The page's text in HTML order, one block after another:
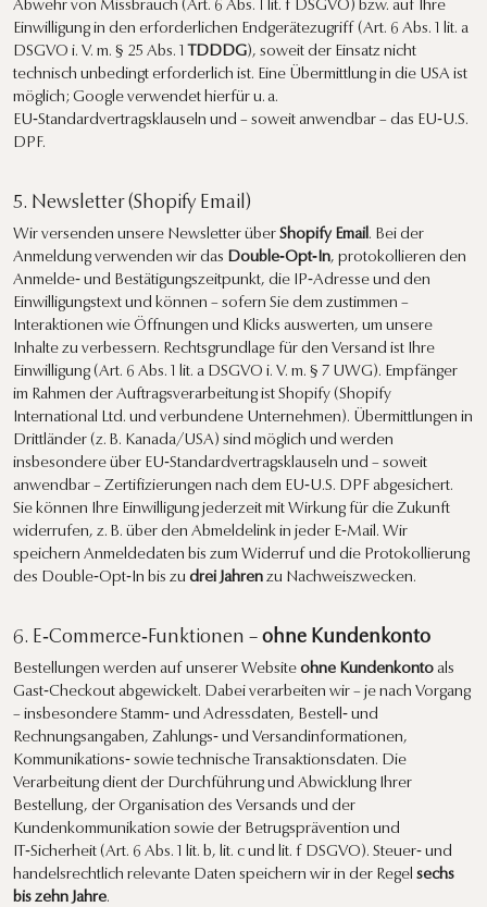
Abwehr von Missbrauch (Art. 6 Abs. 1 lit. f DSGVO) bzw. auf Ihre
Einwilligung in den erforderlichen Endgerätezugriff (Art. 6 Abs. 1 lit. a
DSGVO i. V. m. § 25 Abs. 1 TDDDG), soweit der Einsatz nicht
technisch unbedingt erforderlich ist. Eine Übermittlung in die USA ist
möglich; Google verwendet hierfür u. a.
EU‑Standardvertragsklauseln und – soweit anwendbar – das EU‑U.S.
DPF.
5. Newsletter (Shopify Email)
Wir versenden unsere Newsletter über Shopify Email. Bei der
Anmeldung verwenden wir das Double‑Opt‑In, protokollieren den
Anmelde‑ und Bestätigungszeitpunkt, die IP‑Adresse und den
Einwilligungstext und können – sofern Sie dem zustimmen –
Interaktionen wie Öffnungen und Klicks auswerten, um unsere
Inhalte zu verbessern. Rechtsgrundlage für den Versand ist Ihre
Einwilligung (Art. 6 Abs. 1 lit. a DSGVO i. V. m. § 7 UWG). Empfänger
im Rahmen der Auftragsverarbeitung ist Shopify (Shopify
International Ltd. und verbundene Unternehmen). Übermittlungen in
Drittländer (z. B. Kanada/USA) sind möglich und werden
insbesondere über EU‑Standardvertragsklauseln und – soweit
anwendbar – Zertifizierungen nach dem EU‑U.S. DPF abgesichert.
Sie können Ihre Einwilligung jederzeit mit Wirkung für die Zukunft
widerrufen, z. B. über den Abmeldelink in jeder E‑Mail. Wir
speichern Anmeldedaten bis zum Widerruf und die Protokollierung
des Double‑Opt‑In bis zu drei Jahren zu Nachweiszwecken.
6. E‑Commerce‑Funktionen – ohne Kundenkonto
Bestellungen werden auf unserer Website ohne Kundenkonto als
Gast‑Checkout abgewickelt. Dabei verarbeiten wir – je nach Vorgang
– insbesondere Stamm‑ und Adressdaten, Bestell‑ und
Rechnungsangaben, Zahlungs‑ und Versandinformationen,
Kommunikations‑ sowie technische Transaktionsdaten. Die
Verarbeitung dient der Durchführung und Abwicklung Ihrer
Bestellung, der Organisation des Versands und der
Kundenkommunikation sowie der Betrugsprävention und
IT‑Sicherheit (Art. 6 Abs. 1 lit. b, lit. c und lit. f DSGVO). Steuer‑ und
handelsrechtlich relevante Daten speichern wir in der Regel sechs
bis zehn Jahre.